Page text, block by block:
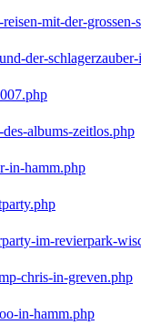
mit-der-
der-
albums-zeitlos.php
in-hamm.php
im-revierpark-
chris-in-greven.php
in-hamm.php